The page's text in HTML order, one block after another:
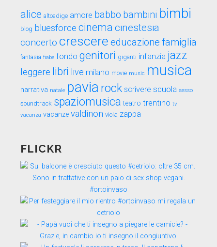
alice altoadige amore babbo bambini bimbi
blog bluesforce cinema cinestesia
concerto crescere educazione famiglia
fantasia fiabe fondo genitori giganti infanzia jazz
leggere libri live milano movie music musica
narrativa natale pavia rock scrivere scuola sesso
soundtrack spaziomusica teatro trentino tv
vacanza vacanze valdinon viola zappa
FLICKR